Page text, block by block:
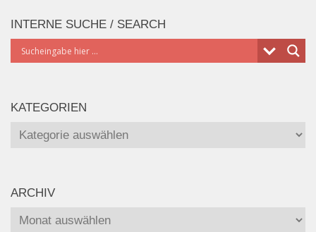
INTERNE SUCHE / SEARCH
KATEGORIEN
Kategorien
ARCHIV
Archiv